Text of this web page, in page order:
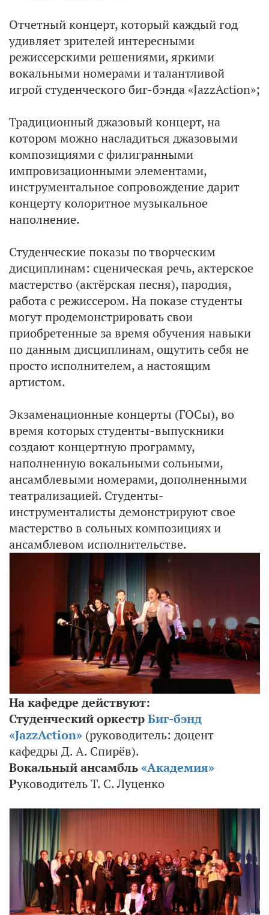
Отчетный концерт, который каждый год
удивляет зрителей интересными
режиссерскими решениями, яркими
вокальными номерами и талантливой
игрой студенческого биг-бэнда «JazzAction»;
Традиционный джазовый концерт, на
котором можно насладиться джазовыми
композициями с филигранными
импровизационными элементами,
инструментальное сопровождение дарит
концерту колоритное музыкальное
наполнение.
Студенческие показы по творческим
дисциплинам: сценическая речь, актерское
мастерство (актёрская песня), пародия,
работа с режиссером. На показе студенты
могут продемонстрировать свои
приобретенные за время обучения навыки
по данным дисциплинам, ощутить себя не
просто исполнителем, а настоящим
артистом.
Экзаменационные концерты (ГОСы), во
время которых студенты-выпускники
создают концертную программу,
наполненную вокальными сольными,
ансамблевыми номерами, дополненными
театрализацией. Студенты-
инструменталисты демонстрируют свое
мастерство в сольных композициях и
ансамблевом исполнительстве.
На кафедре действуют:
Студенческий оркестр Биг-бэнд
«JazzAction» (руководитель: доцент
кафедры Д. А. Спирёв).
Вокальный ансамбль «Академия»
Руководитель Т. С. Луценко